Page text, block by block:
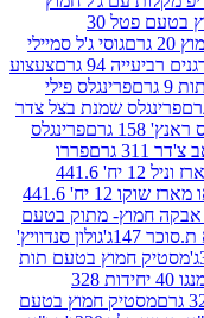
גומי דיפ מקלות עם ג'ל חמוץ בטעם פטל 30
ג'ל סמיילי
צעצוע
פילי
בצל צדר
פרינגלס
פררו
אוראו מארז וניל 12 יח' 441.6
אוראו מארז שוקו 12 יח' 441.6
מתוק בטעם
גולון סנדוויץ'
בטעם תות
מסטיק חמוץ בטעם מנגו 40 יחידות 328
חמוץ בטעם